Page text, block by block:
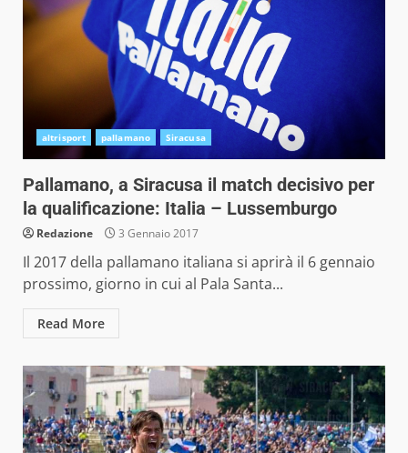
altrisport pallamano Siracusa
Pallamano, a Siracusa il match decisivo per
la qualificazione: Italia – Lussemburgo
Redazione 3 Gennaio 2017
Il 2017 della pallamano italiana si aprirà il 6 gennaio
prossimo, giorno in cui al Pala Santa...
Read More